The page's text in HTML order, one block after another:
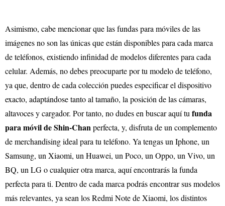
Asimismo, cabe mencionar que las fundas para móviles de las
imágenes no son las únicas que están disponibles para cada marca
de teléfonos, existiendo infinidad de modelos diferentes para cada
celular. Además, no debes preocuparte por tu modelo de teléfono,
ya que, dentro de cada colección puedes especificar el dispositivo
exacto, adaptándose tanto al tamaño, la posición de las cámaras,
altavoces y cargador. Por tanto, no dudes en buscar aquí tu funda
para móvil de Shin-Chanperfecta, y, disfruta de un complemento
de merchandising ideal para tu teléfono. Ya tengas un Iphone, un
Samsung, un Xiaomi, un Huawei, un Poco, un Oppo, un Vivo, un
BQ, un LG o cualquier otra marca, aquí encontrarás la funda
perfecta para ti. Dentro de cada marca podrás encontrar sus modelos
más relevantes, ya sean los Redmi Note de Xiaomi, los distintos